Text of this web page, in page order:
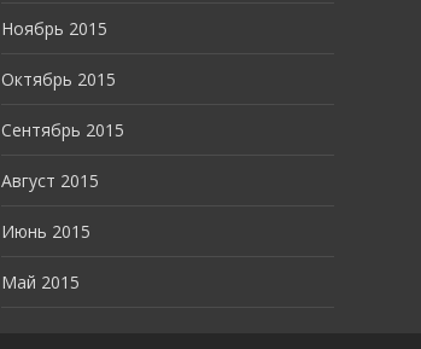
Ноябрь 2015
Октябрь 2015
Сентябрь 2015
Август 2015
Июнь 2015
Май 2015